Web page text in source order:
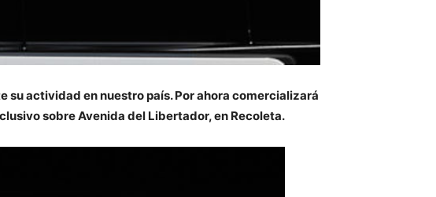
su actividad en nuestro país. Por ahora comercializará
sobre Avenida del Libertador, en Recoleta.